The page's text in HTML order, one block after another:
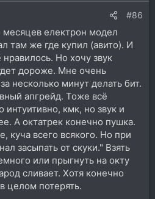
#86
месяцев електрон модел
там же где купил (авито). И
Но хочу звук
дороже. Мне очень
несколько минут делать бит.
апгрейд. Тоже всё
кмк, но звук и
А октатрек конечно пушка.
куча всего всякого. Но при
засыпать от скуки." Взять
или прыгнуть на окту
сливает. Хотя конечно
целом потерять.